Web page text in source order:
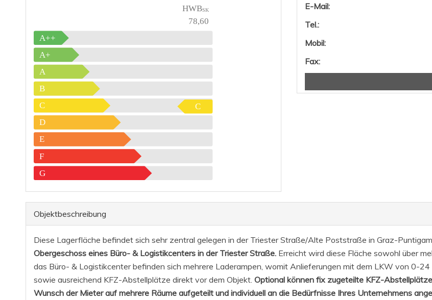
E-Mail:
Tel.:
Mobil:
Fax:
HWBSK
78,60
A++
A+
A
B
C
D
E
F
G
C
Objekt­beschreibung
Diese Lagerfläche befindet sich sehr zentral gelegen in der Triester Straße/Alte Poststraße in Graz-Puntigam.
Obergeschoss eines Büro- & Logistikcenters in der Triester Straße. Erreicht wird diese Fläche sowohl über
das Büro- & Logistikcenter befinden sich mehrere Laderampen, womit Anlieferungen mit dem LKW von 0-
sowie ausreichend KFZ-Abstellplätze direkt vor dem Objekt. Optional können fix zugeteilte KFZ-
Wunsch der Mieter auf mehrere Räume aufgeteilt und individuell an die Bedürfnisse Ihres Unternehmens